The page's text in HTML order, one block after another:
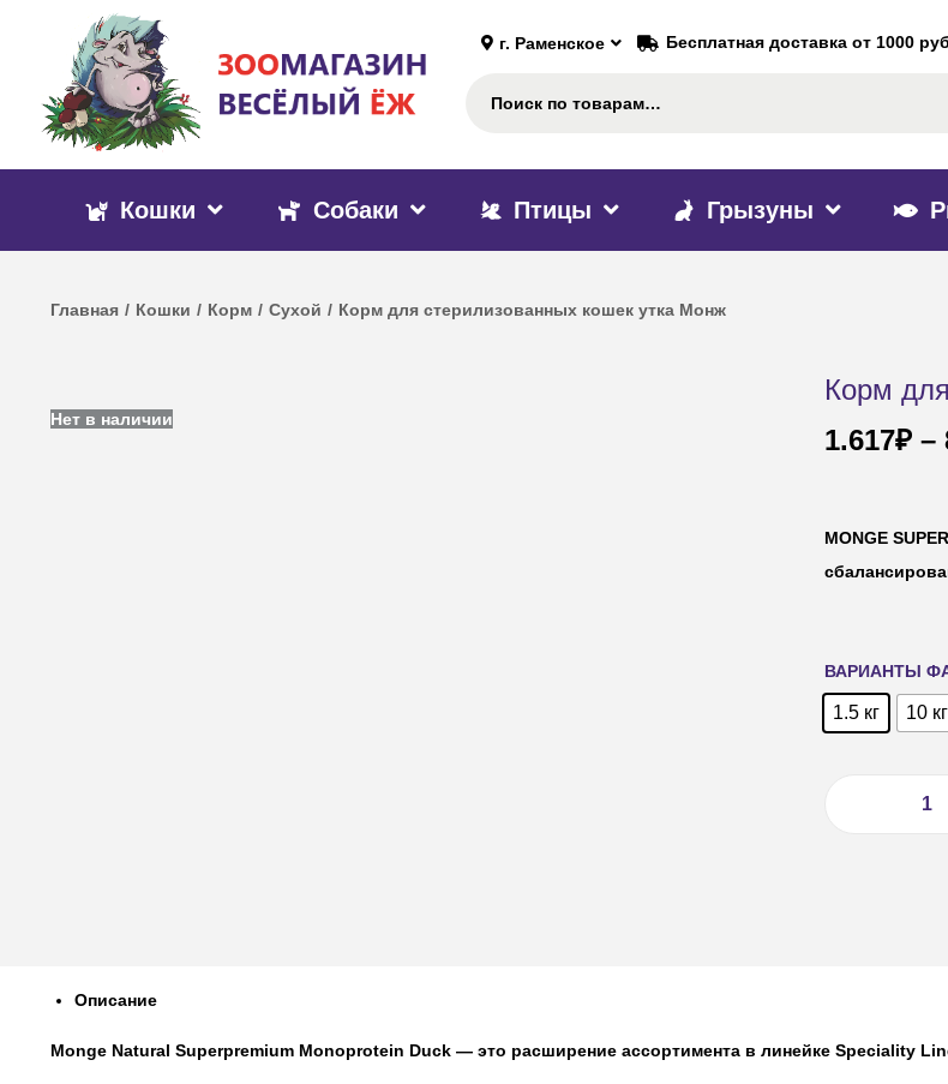
г. Раменское Бесплатная доставка от 1000
Кошки Собаки Птицы Грызуны
Главная / Кошки / Корм / Сухой / Корм для стерилизованных кошек утка Монж
Нет в наличии
Корм
1.617₽ –
MONGE
ВАРИАНТЫ
1.5 кг 10 кг
Описание
Monge Natural Superpremium Monoprotein Duck — это расширение ассортимента в линейке Speciality